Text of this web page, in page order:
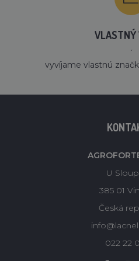
VLASTNÝ
´
vyvíjame vlastnú
U
385 01
Česká
022 22